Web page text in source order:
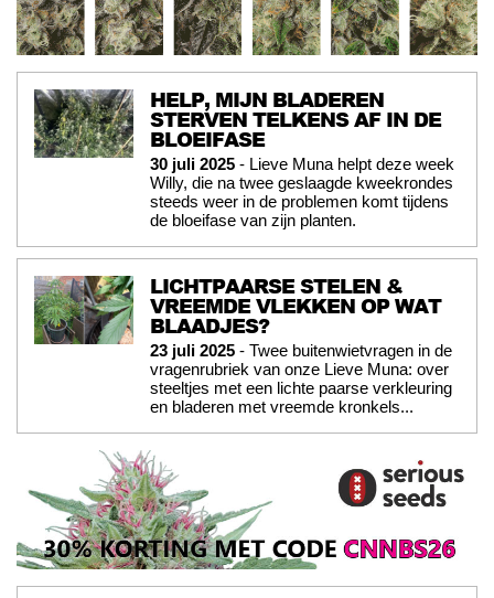
HELP, MIJN BLADEREN
STERVEN TELKENS AF IN DE
BLOEIFASE
30 juli 2025 - Lieve Muna helpt deze week
Willy, die na twee geslaagde kweekrondes
steeds weer in de problemen komt tijdens
de bloeifase van zijn planten.
LICHTPAARSE STELEN &
VREEMDE VLEKKEN OP WAT
BLAADJES?
23 juli 2025 - Twee buitenwietvragen in de
vragenrubriek van onze Lieve Muna: over
steeltjes met een lichte paarse verkleuring
en bladeren met vreemde kronkels...